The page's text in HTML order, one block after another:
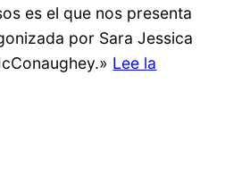
es el que nos presenta
por Sara Jessica
Lee la